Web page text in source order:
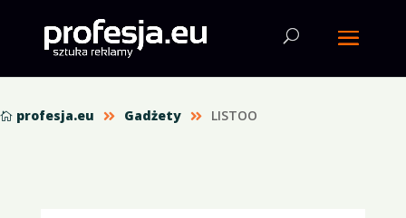
 profesja.eu  Gadżety  LISTOO